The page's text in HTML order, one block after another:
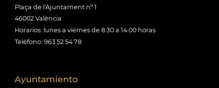
Plaça de l'Ajuntament nº 1
46002 València
Horarios: lunes a viernes de 8:30 a 14:00 horas
Teléfono: 963 52 54 78
Ayuntamiento